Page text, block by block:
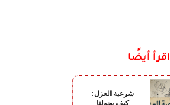
اقرأ أيضًا
شرعية العزل:
كيف يحولنا